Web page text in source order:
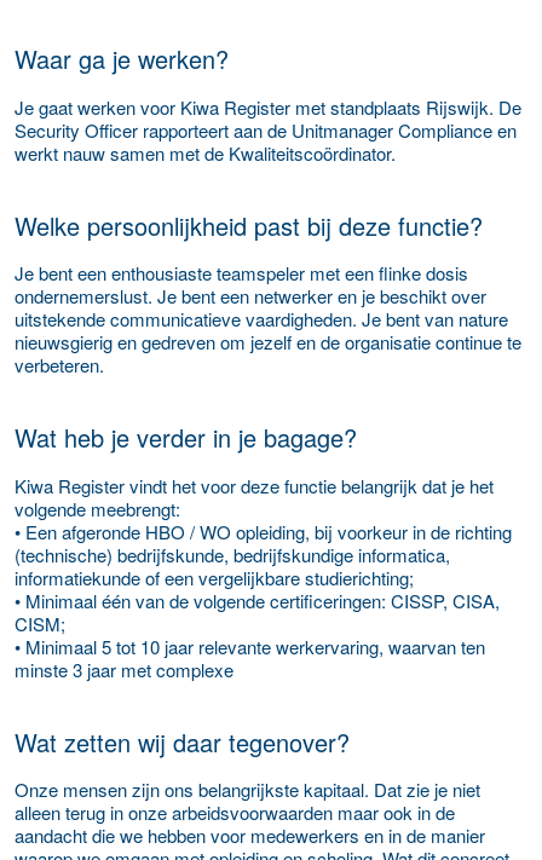
Waar ga je werken?
Je gaat werken voor Kiwa Register met standplaats Rijswijk. De
Security Officer rapporteert aan de Unitmanager Compliance en
werkt nauw samen met de Kwaliteitscoördinator.
Welke persoonlijkheid past bij deze functie?
Je bent een enthousiaste teamspeler met een flinke dosis
ondernemerslust. Je bent een netwerker en je beschikt over
uitstekende communicatieve vaardigheden. Je bent van nature
nieuwsgierig en gedreven om jezelf en de organisatie continue te
verbeteren.
Wat heb je verder in je bagage?
Kiwa Register vindt het voor deze functie belangrijk dat je het
volgende meebrengt:
• Een afgeronde HBO / WO opleiding, bij voorkeur in de richting
(technische) bedrijfskunde, bedrijfskundige informatica,
informatiekunde of een vergelijkbare studierichting;
• Minimaal één van de volgende certificeringen: CISSP, CISA,
CISM;
• Minimaal 5 tot 10 jaar relevante werkervaring, waarvan ten
minste 3 jaar met complexe
Wat zetten wij daar tegenover?
Onze mensen zijn ons belangrijkste kapitaal. Dat zie je niet
alleen terug in onze arbeidsvoorwaarden maar ook in de
aandacht die we hebben voor medewerkers en in de manier